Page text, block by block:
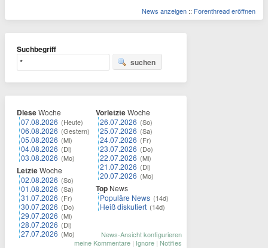
News anzeigen :: Forenthread eröffnen
Suchbegriff
suchen
DieseWoche
07.08.2026 (Heute)
06.08.2026 (Gestern)
05.08.2026 (Mi)
04.08.2026 (Di)
03.08.2026 (Mo)
LetzteWoche
02.08.2026 (So)
01.08.2026 (Sa)
31.07.2026 (Fr)
30.07.2026 (Do)
29.07.2026 (Mi)
28.07.2026 (Di)
27.07.2026 (Mo)
VorletzteWoche
26.07.2026 (So)
25.07.2026 (Sa)
24.07.2026 (Fr)
23.07.2026 (Do)
22.07.2026 (Mi)
21.07.2026 (Di)
20.07.2026 (Mo)
Top News
Populäre News (14d)
Heiß diskutiert (14d)
News-Ansicht konfigurieren
meine Kommentare | Ignore | Notifies